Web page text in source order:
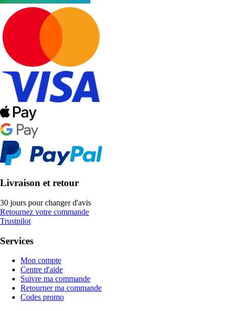
Livraison et retour
30 jours pour changer d'avis
Retournez votre commande
Trustpilot
Services
Mon compte
Centre d'aide
Suivre ma commande
Retourner ma commande
Codes promo